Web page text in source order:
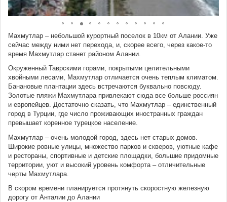
Махмутлар – небольшой курортный поселок в 10км от Алании. Уже
сейчас между ними нет перехода, и, скорее всего, через какое-то
время Махмутлар станет районом Алании.
Окруженный Таврскими горами, покрытыми целительными
хвойными лесами, Махмутлар отличается очень теплым климатом.
Банановые плантации здесь встречаются буквально повсюду.
Золотые пляжи Махмутлара привлекают сюда все больше россиян
и европейцев. Достаточно сказать, что Махмутлар – единственный
город в Турции, где число проживающих иностранных граждан
превышает коренное турецкое население.
Махмутлар – очень молодой город, здесь нет старых домов.
Широкие ровные улицы, множество парков и скверов, уютные кафе
и рестораны, спортивные и детские площадки, большие придомные
территории, уют и высокий уровень комфорта – отличительные
черты Махмутлара.
В скором времени планируется протянуть скоростную железную
дорогу от Анталии до Алании